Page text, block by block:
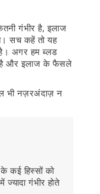
गंभीर है, इलाज
सच कहें तो यह
है। अगर हम ब्लड
है और इलाज के फैसले
भी नज़रअंदाज़ न
कई हिस्सों को
गंभीर होते